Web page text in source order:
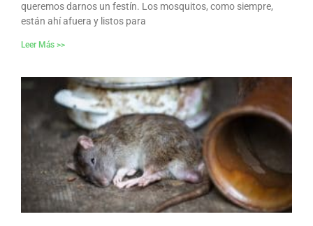
queremos darnos un festín. Los mosquitos, como siempre,
están ahí afuera y listos para
Leer Más >>